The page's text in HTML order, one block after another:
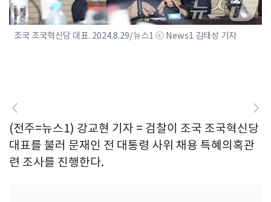
조국 조국혁신당 대표. 2024.8.29/뉴스1 ⓒ News1 김태성 기자
(전주=뉴스1) 강교현 기자 = 검찰이 조국 조국혁신당
대표를 불러 문재인 전 대통령 사위 채용 특혜의혹관
련 조사를 진행한다.